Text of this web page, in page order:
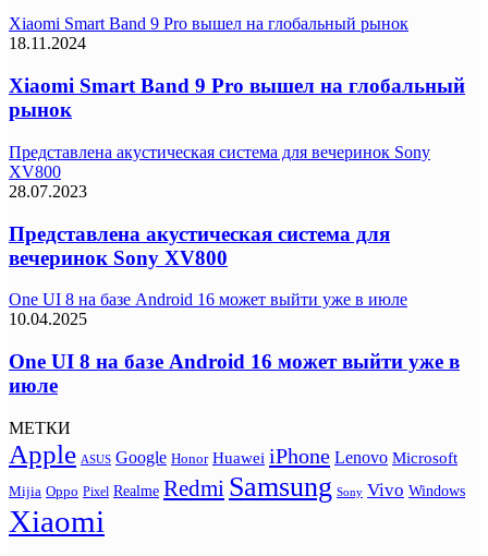
Xiaomi Smart Band 9 Pro вышел на глобальный рынок
18.11.2024
Xiaomi Smart Band 9 Pro вышел на глобальный
рынок
Представлена акустическая система для вечеринок Sony
XV800
28.07.2023
Представлена акустическая система для
вечеринок Sony XV800
One UI 8 на базе Android 16 может выйти уже в июле
10.04.2025
One UI 8 на базе Android 16 может выйти уже в
июле
МЕТКИ
Apple ASUS Google Honor Huawei iPhone Lenovo Microsoft
Mijia Oppo Pixel Realme Redmi Samsung Sony Vivo Windows
Xiaomi